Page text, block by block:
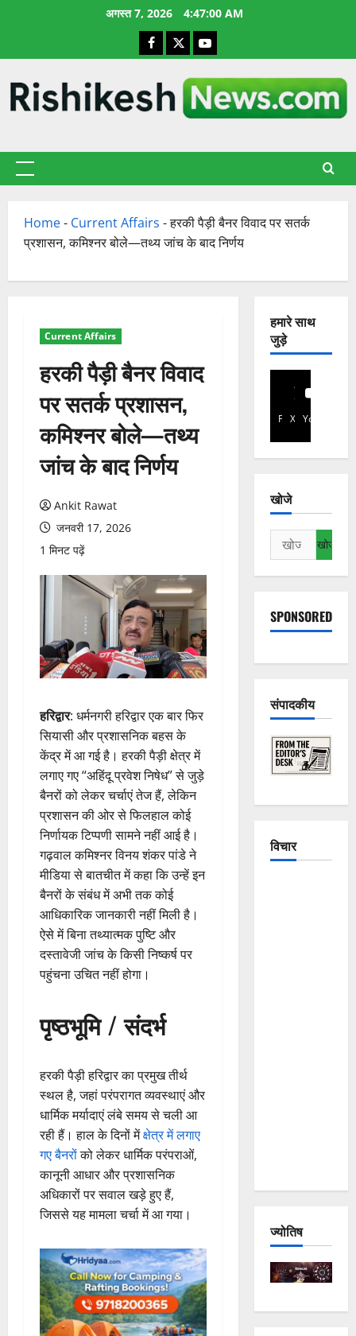
अगस्त 7, 2026 4:47:01 AM
Facebook
X YouTube
प्राथमिक
Home- Current Affairs -हरकी पैड़ी बैनर विवाद पर सतर्क
प्रशासन, कमिश्नर बोले—तथ्य जांच के बाद निर्णय
Current Affairs
हरकी पैड़ी बैनर विवाद
पर सतर्क प्रशासन,
कमिश्नर बोले—तथ्य
जांच के बाद निर्णय
Ankit Rawat
जनवरी 17, 2026
1 मिनट पढ़ें
हरिद्वार: धर्मनगरी हरिद्वार एक बार फिर
सियासी और प्रशासनिक बहस के
केंद्र में आ गई है। हरकी पैड़ी क्षेत्र में
लगाए गए “अहिंदू प्रवेश निषेध” से जुड़े
बैनरों को लेकर चर्चाएं तेज हैं, लेकिन
प्रशासन की ओर से फिलहाल कोई
निर्णायक टिप्पणी सामने नहीं आई है।
गढ़वाल कमिश्नर विनय शंकर पांडे ने
मीडिया से बातचीत में कहा कि उन्हें इन
बैनरों के संबंध में अभी तक कोई
आधिकारिक जानकारी नहीं मिली है।
ऐसे में बिना तथ्यात्मक पुष्टि और
दस्तावेजी जांच के किसी निष्कर्ष पर
पहुंचना उचित नहीं होगा।
पृष्ठभूमि / संदर्भ
हरकी पैड़ी हरिद्वार का प्रमुख तीर्थ
स्थल है, जहां परंपरागत व्यवस्थाएं और
धार्मिक मर्यादाएं लंबे समय से चली आ
रही हैं। हाल के दिनों मेंक्षेत्र में लगाए
गए बैनरोंको लेकर धार्मिक परंपराओं,
कानूनी आधार और प्रशासनिक
अधिकारों पर सवाल खड़े हुए हैं,
जिससे यह मामला चर्चा में आ गया।
हमारे साथ
जुड़े
Facebook
X YouTube
खोजे
निम्न
को
खोजें:
SPONSORED
संपादकीय
विचार
ज्योतिष